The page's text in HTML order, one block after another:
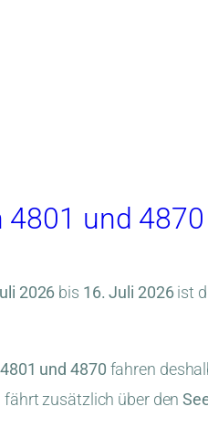
4801 und
2026 bis 16. Juli 2026ist
und 4870 fahren
fährt zusätzlich über den